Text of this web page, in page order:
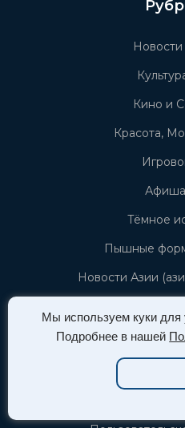
Мы используем куки для
Подробнее в нашей
Кино и
Красота,
Тёмное
Пышные
Новости Азии